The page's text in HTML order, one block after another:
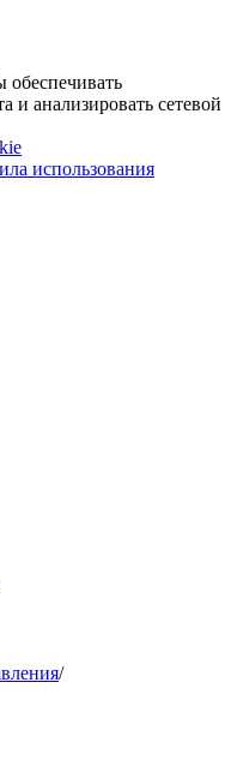
и анализировать сетевой
использования
/